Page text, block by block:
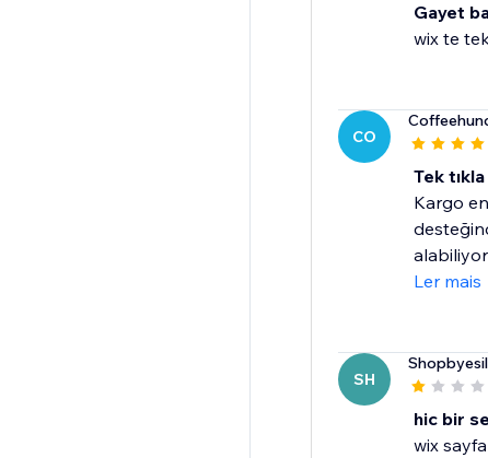
Gayet
wix te
CO
Tek
Kargo
Ler mais
SH
hic bir
wix